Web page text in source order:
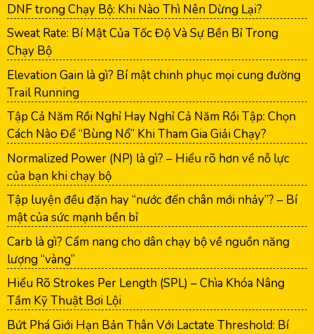
DNF trong Chạy Bộ: Khi Nào Thì Nên Dừng Lại?
Sweat Rate: Bí Mật Của Tốc Độ Và Sự Bền Bỉ Trong
Chạy Bộ
Elevation Gain là gì? Bí mật chinh phục mọi cung đường
Trail Running
Tập Cả Năm Rồi Nghỉ Hay Nghỉ Cả Năm Rồi Tập: Chọn
Cách Nào Để “Bùng Nổ” Khi Tham Gia Giải Chạy?
Normalized Power (NP) là gì? – Hiểu rõ hơn về nỗ lực
của bạn khi chạy bộ
Tập luyện đều đặn hay “nước đến chân mới nhảy”? – Bí
mật của sức mạnh bền bỉ
Carb là gì? Cẩm nang cho dân chạy bộ về nguồn năng
lượng “vàng”
Hiểu Rõ Strokes Per Length (SPL) – Chìa Khóa Nâng
Tầm Kỹ Thuật Bơi Lội
Bứt Phá Giới Hạn Bản Thân Với Lactate Threshold: Bí